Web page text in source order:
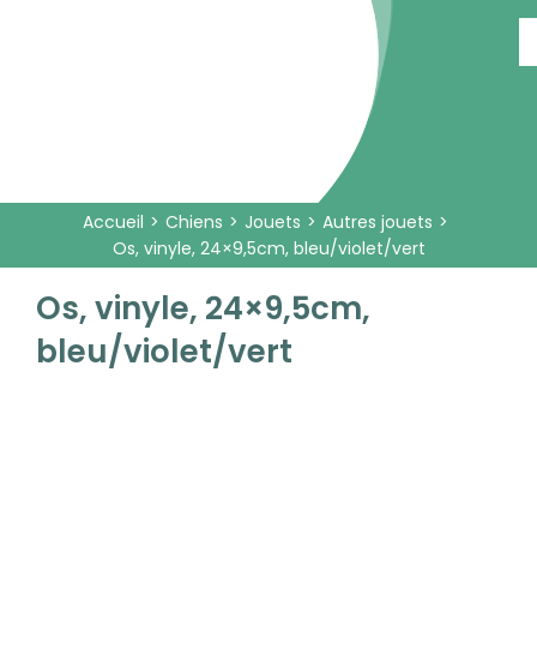
Accueil Chiens Jouets
Autres jouets
Os, vinyle, 24×9,5cm, bleu/violet/vert
Os, vinyle, 24×9,5cm,
bleu/violet/vert